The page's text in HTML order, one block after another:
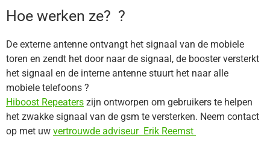
Hoe werken ze? ?
De externe antenne ontvangt het signaal van de mobiele
toren en zendt het door naar de signaal, de booster versterkt
het signaal en de interne antenne stuurt het naar alle
mobiele telefoons ?
Hiboost Repeaters zijn ontworpen om gebruikers te helpen
het zwakke signaal van de gsm te versterken. Neem contact
op met uw vertrouwde adviseur Erik Reemst